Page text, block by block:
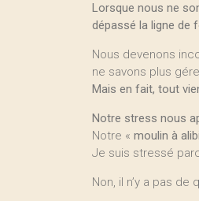
Lorsque nous ne
dépassé la ligne de
Nous devenons
ne savons plus
Mais en fait, tout
Notre stress nous
Notre « moulin à
Je suis stressé
Non, il n’y a pas de